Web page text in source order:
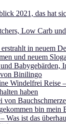
2021, das hat
Low Carb
in neuem
und neuem
Babygebärden,
Binilingo
Windelfrei Reise
haben
von
bin mein
Was ist das